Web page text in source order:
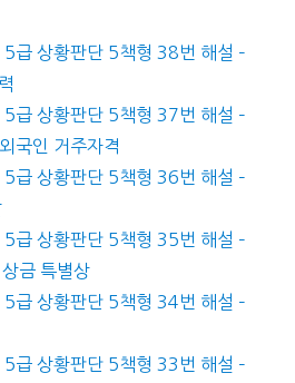
급 상황판단 5책형 38번 해설 –
급 상황판단 5책형 37번 해설 –
국인 거주자격
급 상황판단 5책형 36번 해설 –
급 상황판단 5책형 35번 해설 –
금 특별상
급 상황판단 5책형 34번 해설 –
급 상황판단 5책형 33번 해설 –